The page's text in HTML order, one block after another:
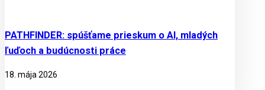
PATHFINDER: spúšťame prieskum o AI, mladých
ľuďoch a budúcnosti práce
18. mája 2026